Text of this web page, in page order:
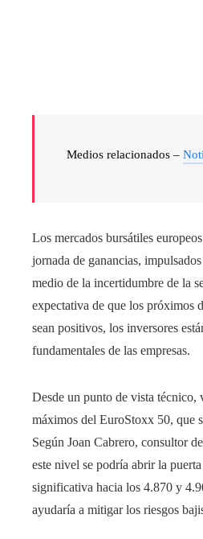
Medios relacionados –
Los mercados bursátiles
jornada de ganancias,
medio de la incertidumbre de la
expectativa de que los próximos
sean positivos, los inversores
fundamentales de las empresas.
Desde un punto de vista técnico,
máximos del EuroStoxx 50, que
Según Joan Cabrero, consultor
este nivel se podría abrir la
significativa hacia los 4.870 y
ayudaría a mitigar los riesgos